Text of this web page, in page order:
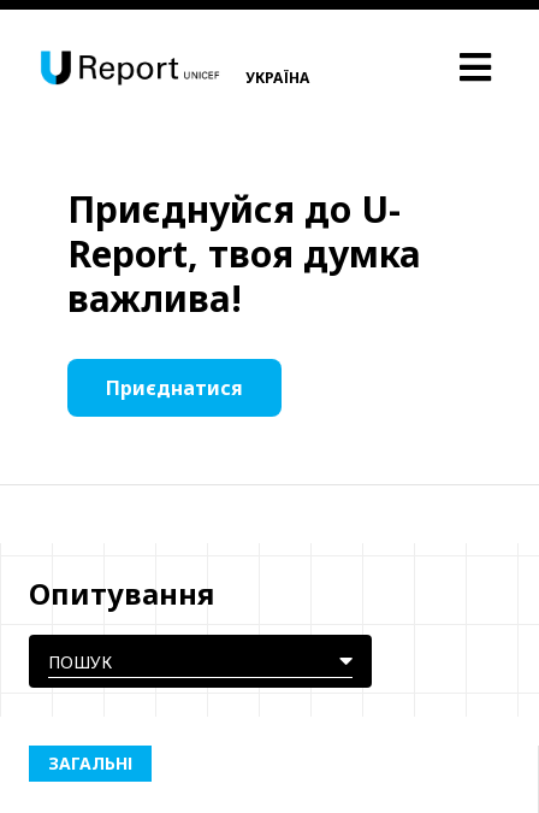
УКРАЇНА
Приєднуйся до U-
Report, твоя думка
важлива!
Приєднатися
Опитування
ЗАГАЛЬНІ